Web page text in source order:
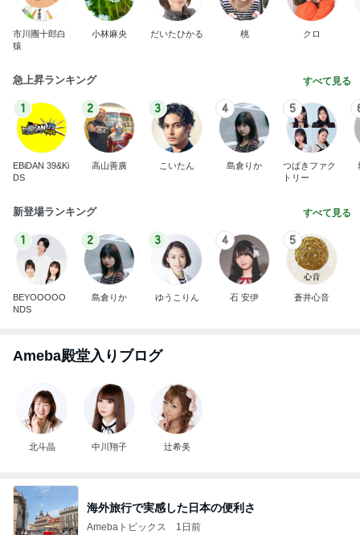
市川團十郎白
猿
小林麻央 だいたひかる 桃 クロ
急上昇ランキング すべて見る
1
EBiDAN 39&Ki
DS
2
高山善廣
3
こいたん
4
島倉りか
5
つばきファク
トリー
新登場ランキング すべて見る
1
BEYOOOOO
NDS
2
島倉りか
3
ゆうこりん
4
石 安伊
5
蒼井心音
Ameba殿堂入りブログ
北斗晶 中川翔子 辻希美
海外旅行で実感した日本の便利さ
Amebaトピックス 1日前